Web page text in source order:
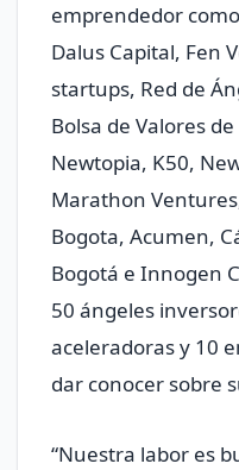
emprendedor
Dalus Capital, Fen
startups, Red de
Bolsa de Valores
Newtopia, K50,
Marathon
Bogota, Acumen,
Bogotá e Innogen
50 ángeles
aceleradoras y 10
dar conocer sobre
“Nuestra labor es